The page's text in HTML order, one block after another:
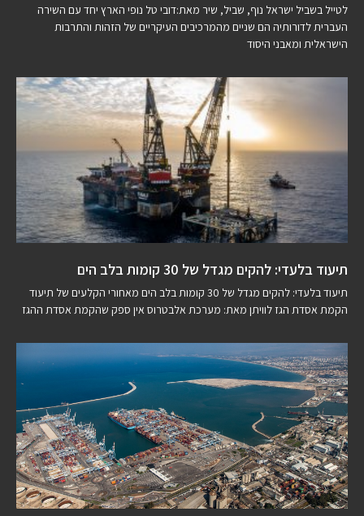
לטייל בשביל ישראל נוף, שביל, שיר מאת:דובי טל נופי הארץ יחד עם השירה
העברית לדורותיה הם שניים מהמרכיבים העיקריים של הזהות והתרבות
הישראלית ומאבני היסוד
תיעוד בלעדי: להקים מגדל של 30 קומות בלב הים
תיעוד בלעדי: להקים מגדל של 30 קומות בלב הים מאחורי הקלעים של תיעוד
הקמת אסדת הגז לוויתן מאת: מערכת אלבטרוס אין ספק שהקמת אסדת ההגז